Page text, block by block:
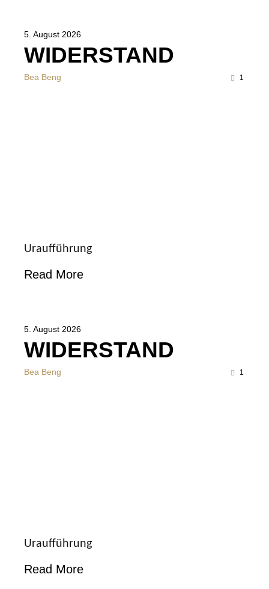
5. August 2026
WIDERSTAND
Bea Beng 1
Uraufführung
Read More
5. August 2026
WIDERSTAND
Bea Beng 1
Uraufführung
Read More